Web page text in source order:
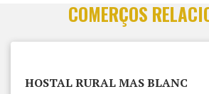
COMERÇOS
HOSTAL RURAL MAS BLANC